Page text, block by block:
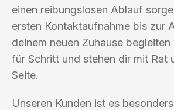
einen reibungslosen Ablauf
ersten Kontaktaufnahme bis zur
deinem neuen Zuhause
für Schritt und stehen dir mit Rat
Seite.
Unseren Kunden ist es